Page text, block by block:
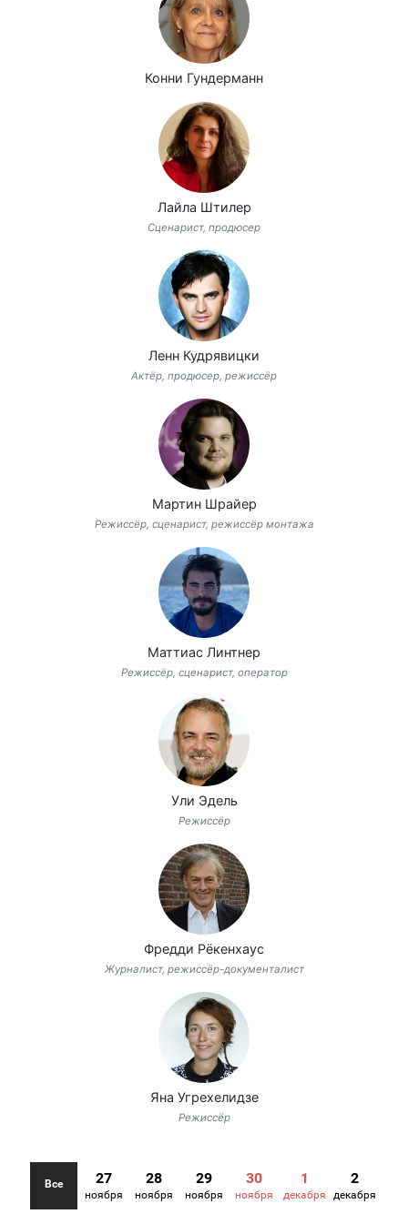
Конни Гундерманн
Лайла Штилер
Сценарист, продюсер
Ленн Кудрявицки
Актёр, продюсер, режиссёр
Мартин Шрайер
Режиссёр, сценарист, режиссёр монтажа
Маттиас Линтнер
Режиссёр, сценарист, оператор
Ули Эдель
Режиссёр
Фредди Рёкенхаус
Журналист, режиссёр-документалист
Яна Угрехелидзе
Режиссёр
Все 27
ноября
28
ноября
29
ноября
30
ноября
1
декабря
2
декабря